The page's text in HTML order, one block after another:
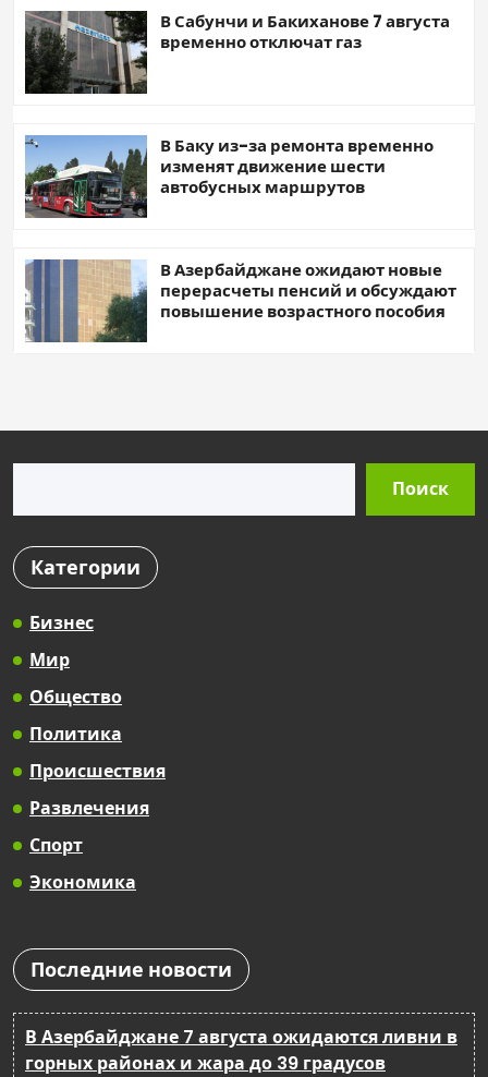
В Сабунчи и Бакиханове 7 августа
временно отключат газ
В Баку из-за ремонта временно
изменят движение шести
автобусных маршрутов
В Азербайджане ожидают новые
перерасчеты пенсий и обсуждают
повышение возрастного пособия
Поиск
Категории
Бизнес
Мир
Общество
Политика
Происшествия
Развлечения
Спорт
Экономика
Последние новости
В Азербайджане 7 августа ожидаются ливни в
горных районах и жара до 39 градусов